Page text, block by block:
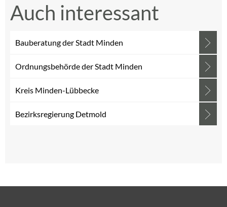
Auch interessant
Bauberatung der Stadt Minden
Ordnungsbehörde der Stadt Minden
Kreis Minden-Lübbecke
Bezirksregierung Detmold